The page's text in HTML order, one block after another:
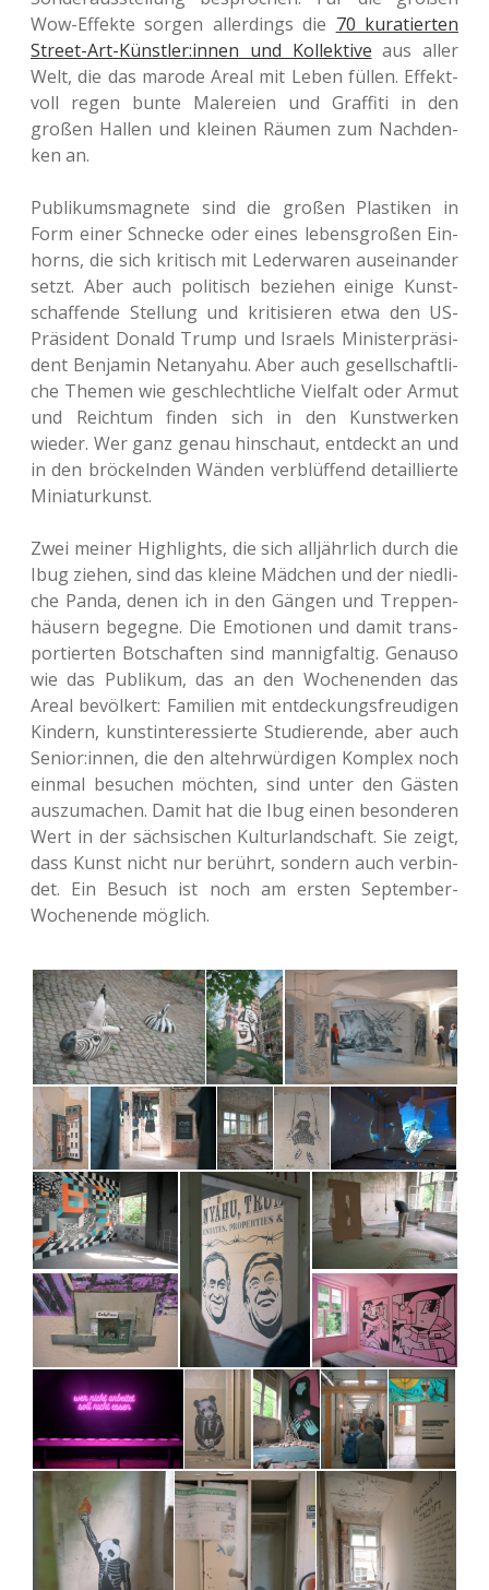
Wow-Effek­te sorgen aller­dings die 70 kura­tier­ten
Street-Art-Künstler:innen und Kol­lek­ti­ve aus aller
Welt, die das marode Areal mit Leben füllen. Effekt­
voll regen bunte Male­rei­en und Graf­fi­ti in den
großen Hallen und klei­nen Räumen zum Nach­den­
ken an.
Publi­kums­ma­gne­te sind die großen Plas­ti­ken in
Form einer Schne­cke oder eines lebens­gro­ßen Ein­
horns, die sich kri­tisch mit Leder­wa­ren aus­ein­an­der
setzt. Aber auch poli­tisch bezie­hen einige Kunst­
schaf­fen­de Stel­lung und kri­ti­sie­ren etwa den US-
Prä­si­dent Donald Trump und Isra­els Minis­ter­prä­si­
dent Ben­ja­min Net­an­ya­hu. Aber auch gesell­schaft­li­
che Themen wie geschlecht­li­che Viel­falt oder Armut
und Reich­tum finden sich in den Kunst­wer­ken
wieder. Wer ganz genau hin­schaut, ent­deckt an und
in den brö­ckeln­den Wänden ver­blüf­fend detail­lier­te
Miniaturkunst.
Zwei meiner High­lights, die sich all­jähr­lich durch die
Ibug ziehen, sind das kleine Mäd­chen und der nied­li­
che Panda, denen ich in den Gängen und Trep­pen­
häu­sern begeg­ne. Die Emo­tio­nen und damit trans­
por­tier­ten Bot­schaf­ten sind man­nig­fal­tig. Genau­so
wie das Publi­kum, das an den Wochen­en­den das
Areal bevöl­kert: Fami­li­en mit ent­de­ckungs­freu­di­gen
Kin­dern, kunst­in­ter­es­sier­te Stu­die­ren­de, aber auch
Senior:innen, die den alt­ehr­wür­di­gen Kom­plex noch
einmal besu­chen möch­ten, sind unter den Gästen
aus­zu­ma­chen. Damit hat die Ibug einen beson­de­ren
Wert in der säch­si­schen Kul­tur­land­schaft. Sie zeigt,
dass Kunst nicht nur berührt, son­dern auch ver­bin­
det. Ein Besuch ist noch am ersten Sep­tem­ber-
Wochen­en­de möglich.